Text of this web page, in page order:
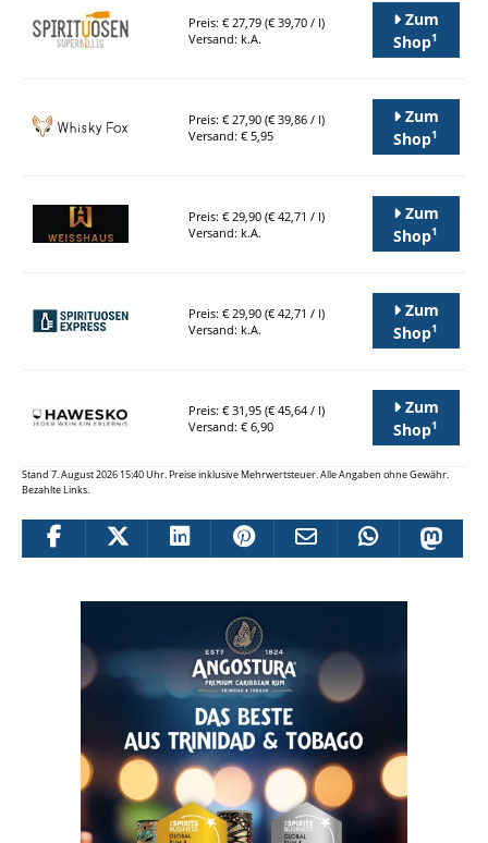
Preis: € 27,79 (€ 39,70 / l)
Versand: k.A.
Zum
Shop1
Preis: € 27,90 (€ 39,86 / l)
Versand: € 5,95
Zum
Shop1
Preis: € 29,90 (€ 42,71 / l)
Versand: k.A.
Zum
Shop1
Preis: € 29,90 (€ 42,71 / l)
Versand: k.A.
Zum
Shop1
Preis: € 31,95 (€ 45,64 / l)
Versand: € 6,90
Zum
Shop1
Stand 7. August 2026 15:40 Uhr. Preise inklusive Mehrwertsteuer. Alle Angaben ohne Gewähr.
Bezahlte Links.